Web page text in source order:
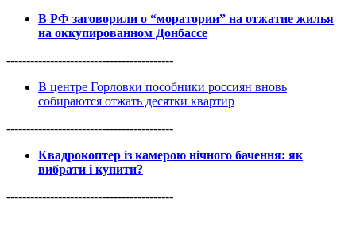
В РФ заговорили о “моратории” на отжатие жилья
на оккупированном Донбассе
------------------------------------------
В центре Горловки пособники россиян вновь
собираются отжать десятки квартир
------------------------------------------
Квадрокоптер із камерою нічного бачення: як
вибрати і купити?
------------------------------------------